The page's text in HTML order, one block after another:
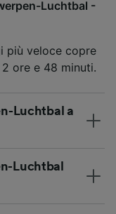
Luchtbal -
più veloce copre
ore e 48 minuti.
Luchtbal a
Luchtbal